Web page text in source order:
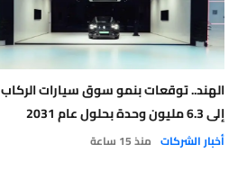
الهند.. توقعات بنمو سوق سيارات الركاب
إلى 6.3 مليون وحدة بحلول عام 2031
أخبار الشركات منذ 15 ساعة